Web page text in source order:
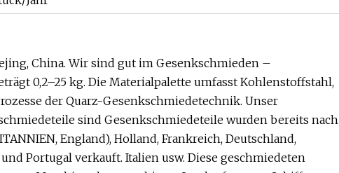
China. Wir sind gut im Gesenkschmieden –
0,2–25 kg. Die Materialpalette umfasst Kohlenstoffstahl,
der Quarz-Gesenkschmiedetechnik. Unser
sind Gesenkschmiedeteile wurden bereits nach
England), Holland, Frankreich, Deutschland,
Portugal verkauft. Italien usw. Diese geschmiedeten